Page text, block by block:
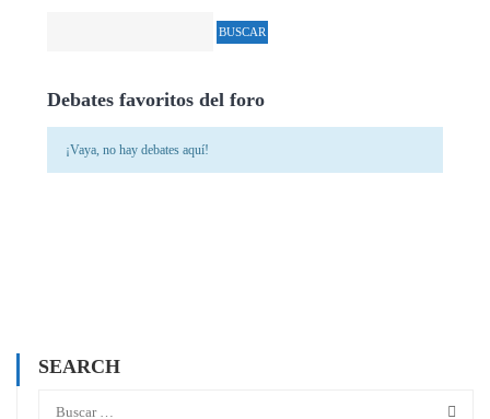
Debates favoritos del foro
¡Vaya, no hay debates aquí!
SEARCH